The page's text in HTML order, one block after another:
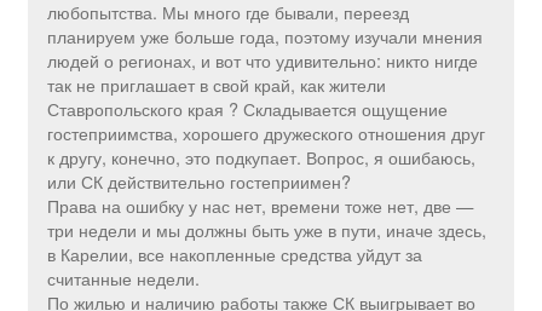
любопытства. Мы много где бывали, переезд
планируем уже больше года, поэтому изучали мнения
людей о регионах, и вот что удивительно: никто нигде
так не приглашает в свой край, как жители
Ставропольского края ? Складывается ощущение
гостеприимства, хорошего дружеского отношения друг
к другу, конечно, это подкупает. Вопрос, я ошибаюсь,
или СК действительно гостеприимен?
Права на ошибку у нас нет, времени тоже нет, две —
три недели и мы должны быть уже в пути, иначе здесь,
в Карелии, все накопленные средства уйдут за
считанные недели.
По жилью и наличию работы также СК выигрывает во